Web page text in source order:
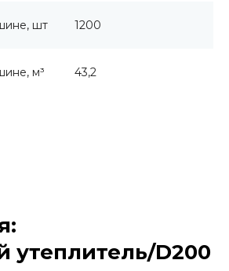
шт 1200
м³ 43,2
утеплитель/D200